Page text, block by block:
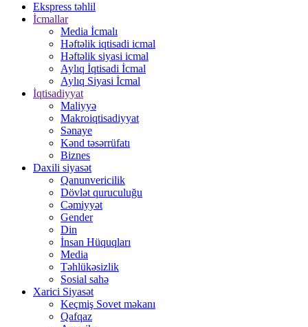
Ekspress təhlil
İcmallar
Media İcmalı
Həftəlik iqtisadi icmal
Həftəlik siyasi icmal
Aylıq İqtisadi İcmal
Aylıq Siyasi İcmal
İqtisadiyyat
Maliyyə
Makroiqtisadiyyat
Sənaye
Kənd təsərrüfatı
Biznes
Daxili siyasət
Qanunvericilik
Dövlət quruculuğu
Cəmiyyət
Gender
Din
İnsan Hüquqları
Media
Təhlükəsizlik
Sosial sahə
Xarici Siyasət
Keçmiş Sovet məkanı
Qafqaz